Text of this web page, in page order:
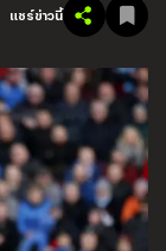
แชร์ข่าวนี้